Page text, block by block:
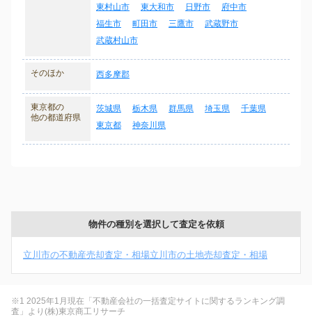
東村山市 東大和市 日野市
府中市
福生市
町田市 三鷹市
武蔵野市
武蔵村山市
そのほか 西多摩郡
東京都の
他の都道府県
茨城県 栃木県 群馬県 埼玉県
千葉県
東京都
神奈川県
物件の種別を選択して査定を依頼
立川市の不動産売却査定・相場立川市の土地売却査定・相場
※1 2025年1月現在「不動産会社の一括査定サイトに関するランキング調
査」より(株)東京商工リサーチ